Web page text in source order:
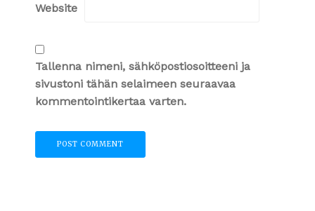
Website
Tallenna nimeni, sähköpostiosoitteeni ja
sivustoni tähän selaimeen seuraavaa
kommentointikertaa varten.